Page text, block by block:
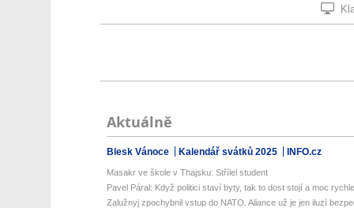
Aktuálně
Blesk Vánoce Kalendář svátků 2025 INFO.cz
Masakr ve škole v Thajsku: Střílel student
Pavel Páral: Když politici staví byty, tak to dost stojí a moc
Zalužnyj zpochybnil vstup do NATO. Aliance už je jen iluzí